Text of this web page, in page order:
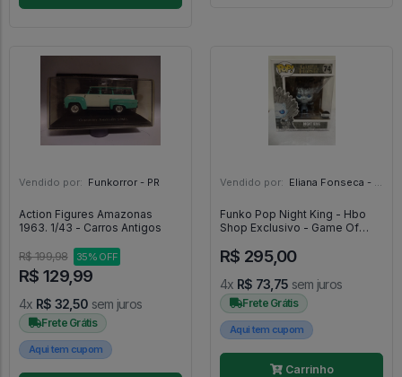
Vendido por: Funkorror - PR
Action Figures Amazonas
1963. 1/43 - Carros Antigos
R$ 199,98 35% OFF
R$ 129,99
4x R$ 32,50 sem juros
Frete Grátis
Aqui tem cupom
Vendido por: Eliana Fonseca - SP
Funko Pop Night King - Hbo
Shop Exclusivo - Game Of
#74
R$ 295,00
4x R$ 73,75 sem juros
Frete Grátis
Aqui tem cupom
Carrinho